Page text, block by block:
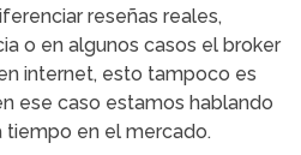
reseñas reales,
o en algunos casos el broker
internet, esto tampoco es
ese caso estamos hablando
tiempo en el mercado.